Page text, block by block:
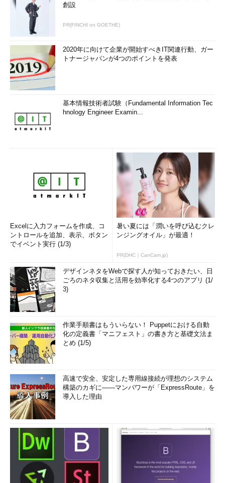
創設
PR(FINCHI on GOETHE)
2020年に向けて企業が開始すべきIT関連行動、ガー
トナージャパンが4つのポイントを発表
基本情報技術者試験（Fundamental Information Tec
hnology Engineer Examin...
Excelに入力フォームを作成、コ
ントロールを追加、表示、ボタン
でイベント実行 (1/3)
暑い夏には「潤いを呼び込むクレ
ンジングオイル」が最適！
PR(DHC｜CanCam.jp)
デザインネタをWebで探す人が知っておきたい、日
ごろのネタ収集と活用を効率化する4つのアプリ (1/
3)
作業手順書はもういらない！ Puppetにおける自動
化の定義書「マニフェスト」の書き方と基礎文法ま
とめ (1/5)
高速で安全、安定した専用線接続が理想のシステム
構築のカギに――マンパワーが「ExpressRoute」を
導入した理由